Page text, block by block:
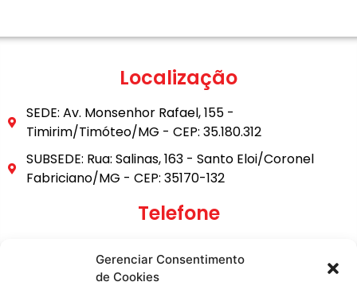
Gerenciar Consentimento
de Cookies
Localização
SEDE: Av. Monsenhor Rafael, 155 -
Timirim/Timóteo/MG - CEP: 35.180.312
SUBSEDE: Rua: Salinas, 163 - Santo Eloi/Coronel
Fabriciano/MG - CEP: 35170-132
Telefone
(31) 99795-6921